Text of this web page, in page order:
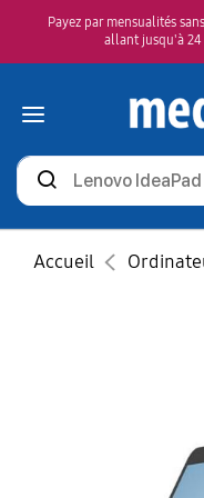
Payez par mensualités
allant jusqu'à 24
Rechercher
des
produits
Accueil